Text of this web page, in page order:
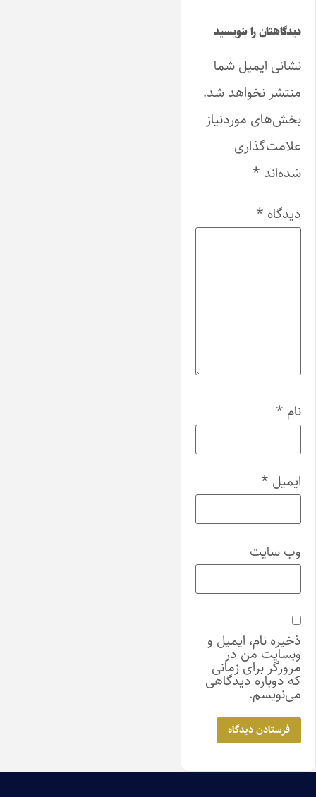
دیدگاهتان را بنویسید
نشانی ایمیل شما
منتشر نخواهد شد.
بخش‌های موردنیاز
علامت‌گذاری
شده‌اند *
دیدگاه *
نام *
ایمیل *
وب‌ سایت
ذخیره نام، ایمیل و
وبسایت من در
مرورگر برای زمانی
که دوباره دیدگاهی
می‌نویسم.